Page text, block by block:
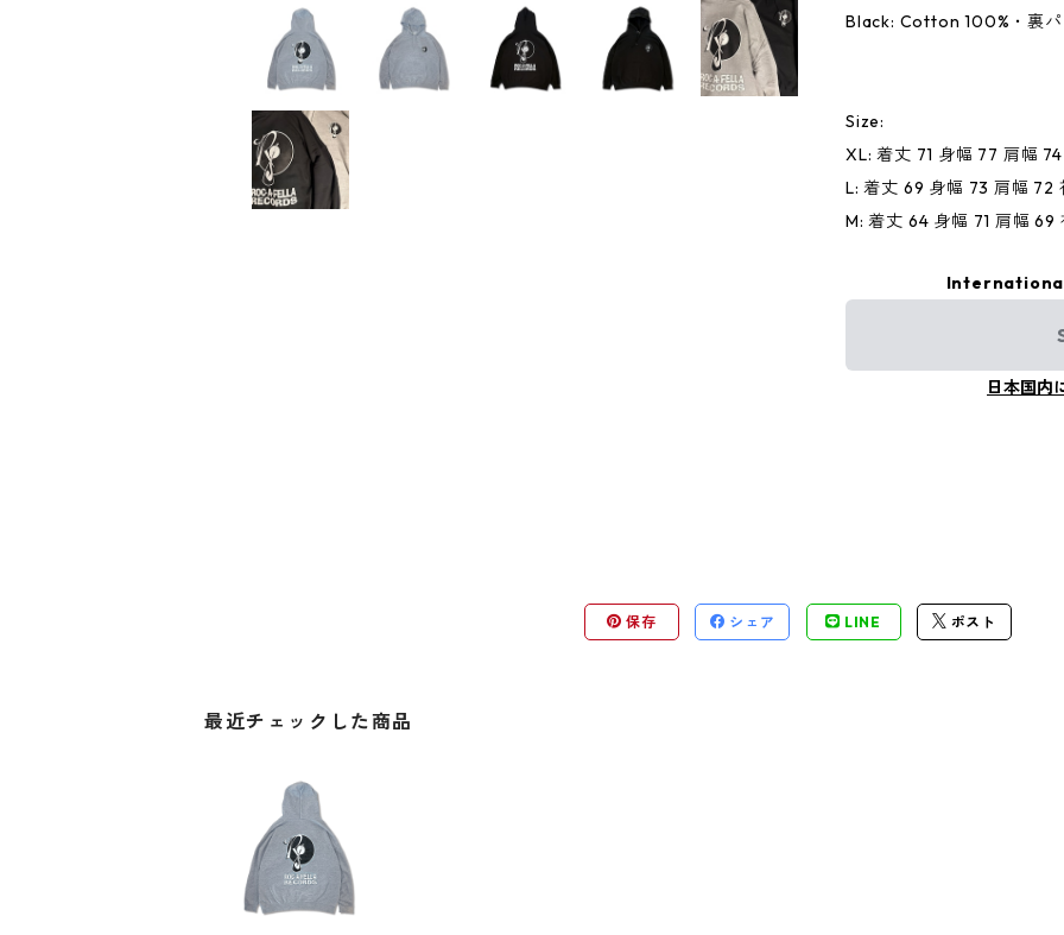
Black: Cotton 100%・裏
Size:
XL: 着丈 71 身幅 77 肩幅
L: 着丈 69 身幅 73 肩幅 72
M: 着丈 64 身幅 71 肩幅 69
日本国内
保存 シェア LINE ポスト
最近チェックした商品